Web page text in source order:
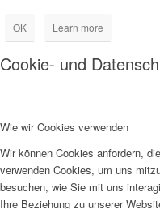
OK Learn more
Cookie- und
Wie wir Cookies verwenden
Wir können Cookies anfordern,
verwenden Cookies, um uns
besuchen, wie Sie mit uns
Ihre Beziehung zu unserer